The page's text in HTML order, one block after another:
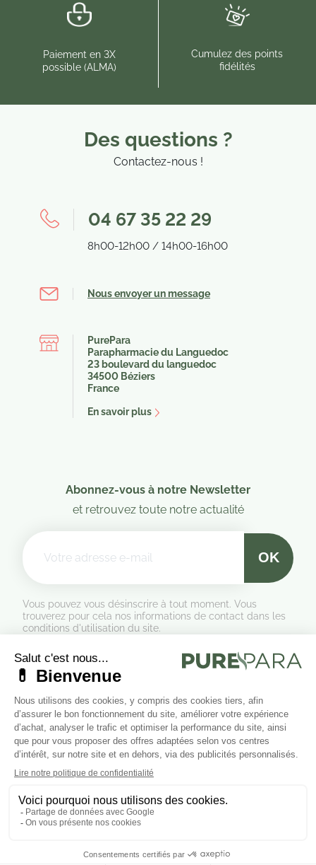
Paiement en 3X
possible (ALMA)
Cumulez des points
fidélités
Des questions ?
Contactez-nous !
04 67 35 22 29
8h00-12h00 / 14h00-16h00
Nous envoyer un message
PurePara
Parapharmacie du Languedoc
23 boulevard du languedoc
34500 Béziers
France
En savoir plus
Abonnez-vous à notre Newsletter
et retrouvez toute notre actualité
Vous pouvez vous désinscrire à tout moment. Vous
trouverez pour cela nos informations de contact dans les
conditions d'utilisation du site.
Formulaire de rétractation
Marchand approuvé par la Société des Avis Garantis,cliquez ici
pour vérifier
Suivez-nous sur les réseaux sociaux
Cliquez ici pour modifier vos préférences en matière de cookies.